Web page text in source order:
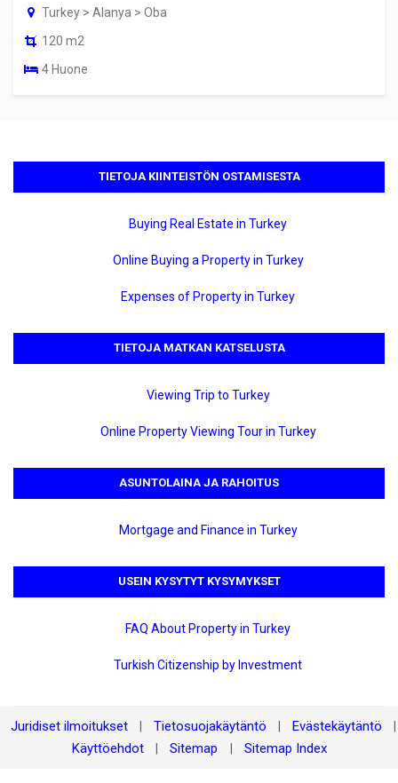
Turkey > Alanya > Oba
120 m2
4 Huone
TIETOJA KIINTEISTÖN OSTAMISESTA
Buying Real Estate in Turkey
Online Buying a Property in Turkey
Expenses of Property in Turkey
TIETOJA MATKAN KATSELUSTA
Viewing Trip to Turkey
Online Property Viewing Tour in Turkey
ASUNTOLAINA JA RAHOITUS
Mortgage and Finance in Turkey
USEIN KYSYTYT KYSYMYKSET
FAQ About Property in Turkey
Turkish Citizenship by Investment
Juridiset ilmoitukset Tietosuojakäytäntö Evästekäytäntö
Käyttöehdot Sitemap Sitemap Index